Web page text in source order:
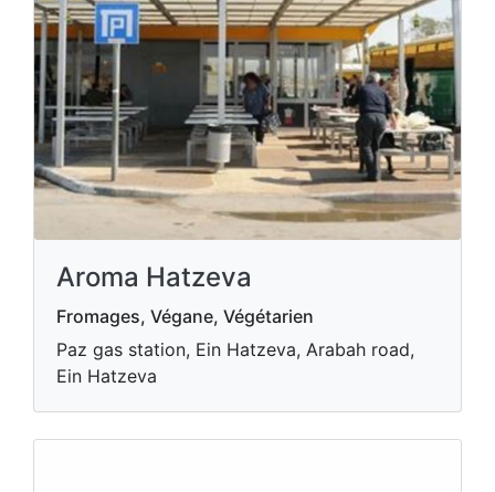
Aroma Hatzeva
Fromages, Végane, Végétarien
Paz gas station, Ein Hatzeva, Arabah road,
Ein Hatzeva